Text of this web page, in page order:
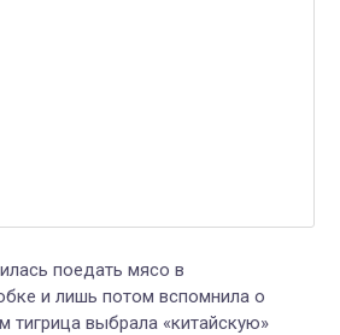
поедать мясо в
и лишь потом вспомнила о
тигрица выбрала «китайскую»